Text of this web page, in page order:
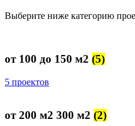
Выберите ниже категорию
от 100 до 150 м2 (5)
5 проектов
от 200 м2 300 м2 (2)